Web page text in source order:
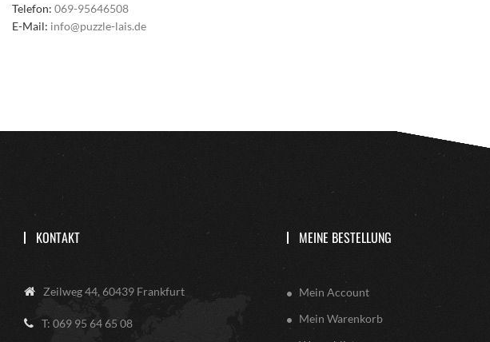
Telefon: 069-95646508
E-Mail: info@puzzle-lais.de
KONTAKT
Zeilweg 44, 60439 Frankfurt
T: 069 95 64 65 08
MEINE BESTELLUNG
Mein Account
Mein Warenkorb